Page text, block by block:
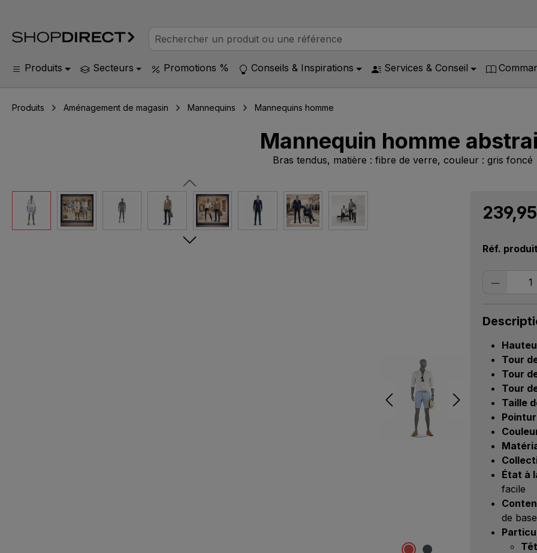
Produits Secteurs Promotions % Conseils & Inspirations Services & Conseil
Produits Aménagement de magasin Mannequins Mannequins homme
Mannequin homme
Bras tendus, matière : fibre de verre, couleur : gris foncé
Ignorer la galerie d'images
Réf.
Tour
Tour
Tour
Taille
État à
facile
de